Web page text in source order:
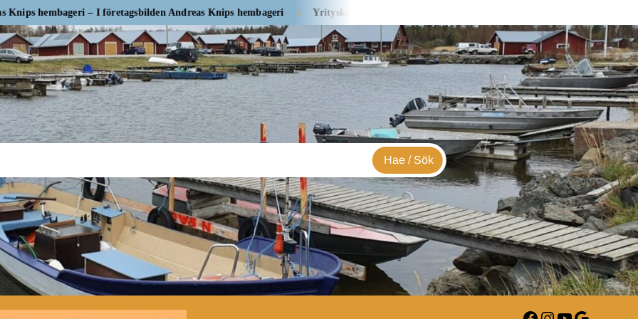
– I företagsbilden Andreas Knips hembageri Yrityskuvassa S&J Creations – i företagsbild